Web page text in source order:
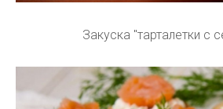
Закуска "тарталетки с